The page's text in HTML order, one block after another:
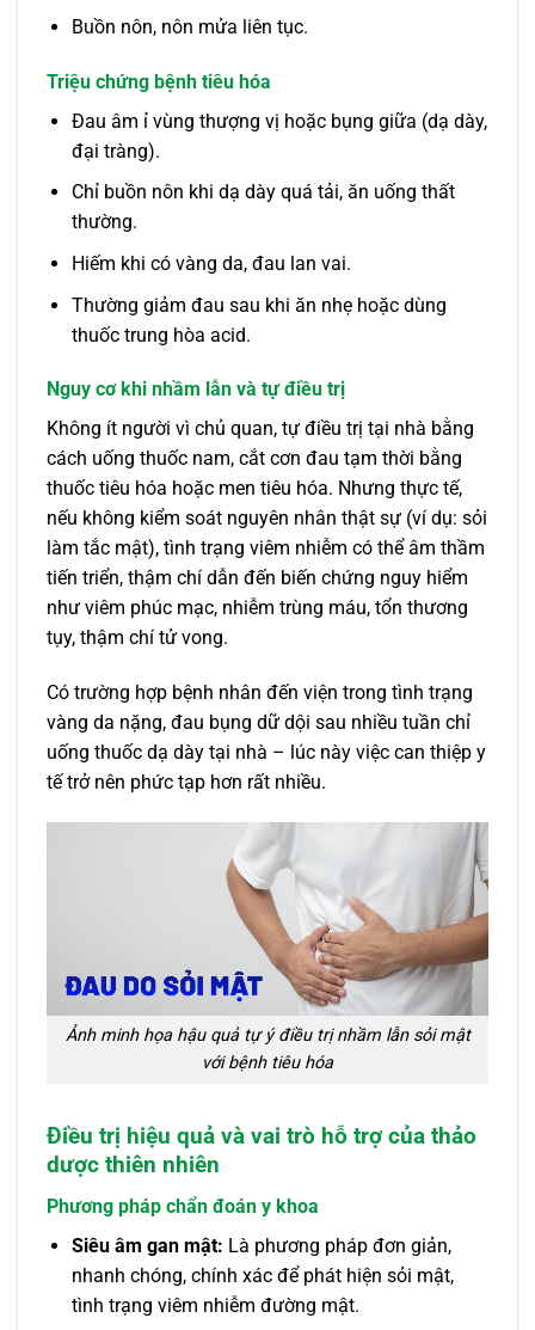
Buồn nôn, nôn mửa liên tục.
Triệu chứng bệnh tiêu hóa
Đau âm ỉ vùng thượng vị hoặc bụng giữa (dạ dày,
đại tràng).
Chỉ buồn nôn khi dạ dày quá tải, ăn uống thất
thường.
Hiếm khi có vàng da, đau lan vai.
Thường giảm đau sau khi ăn nhẹ hoặc dùng
thuốc trung hòa acid.
Nguy cơ khi nhầm lẫn và tự điều trị
Không ít người vì chủ quan, tự điều trị tại nhà bằng
cách uống thuốc nam, cắt cơn đau tạm thời bằng
thuốc tiêu hóa hoặc men tiêu hóa. Nhưng thực tế,
nếu không kiểm soát nguyên nhân thật sự (ví dụ: sỏi
làm tắc mật), tình trạng viêm nhiễm có thể âm thầm
tiến triển, thậm chí dẫn đến biến chứng nguy hiểm
như viêm phúc mạc, nhiễm trùng máu, tổn thương
tụy, thậm chí tử vong.
Có trường hợp bệnh nhân đến viện trong tình trạng
vàng da nặng, đau bụng dữ dội sau nhiều tuần chỉ
uống thuốc dạ dày tại nhà – lúc này việc can thiệp y
tế trở nên phức tạp hơn rất nhiều.
Ảnh minh họa hậu quả tự ý điều trị nhầm lẫn sỏi mật
với bệnh tiêu hóa
Điều trị hiệu quả và vai trò hỗ trợ của thảo
dược thiên nhiên
Phương pháp chẩn đoán y khoa
Siêu âm gan mật: Là phương pháp đơn giản,
nhanh chóng, chính xác để phát hiện sỏi mật,
tình trạng viêm nhiễm đường mật.